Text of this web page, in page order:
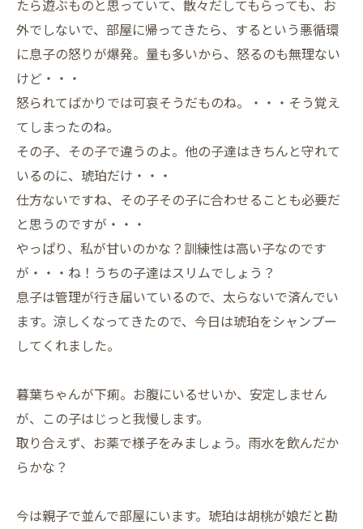
たら遊ぶものと思っていて、散々だしてもらっても、お
外でしないで、部屋に帰ってきたら、するという悪循環
に息子の怒りが爆発。量も多いから、怒るのも無理ない
けど・・・
怒られてばかりでは可哀そうだものね。・・・そう覚え
てしまったのね。
その子、その子で違うのよ。他の子達はきちんと守れて
いるのに、琥珀だけ・・・
仕方ないですね、その子その子に合わせることも必要だ
と思うのですが・・・
やっぱり、私が甘いのかな？訓練性は高い子なのです
が・・・ね！うちの子達はスリムでしょう？
息子は管理が行き届いているので、太らないで済んでい
ます。涼しくなってきたので、今日は琥珀をシャンプー
してくれました。
暮葉ちゃんが下痢。お腹にいるせいか、安定しません
が、この子はじっと我慢します。
取り合えず、お薬で様子をみましょう。雨水を飲んだか
らかな？
今は親子で並んで部屋にいます。琥珀は胡桃が娘だと勘